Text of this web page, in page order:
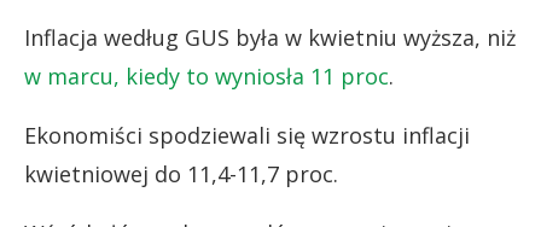
Inflacja według GUS była w kwietniu wyższa, niż
w marcu, kiedy to wyniosła 11 proc.
Ekonomiści spodziewali się wzrostu inflacji
kwietniowej do 11,4-11,7 proc.